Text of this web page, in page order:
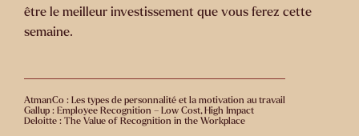
être le meilleur investissement que vous ferez cette
semaine.
AtmanCo : Les types de personnalité et la motivation au travail
Gallup : Employee Recognition – Low Cost, High Impact
Deloitte : The Value of Recognition in the Workplace